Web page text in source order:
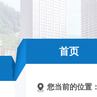
首页
您当前的位置：